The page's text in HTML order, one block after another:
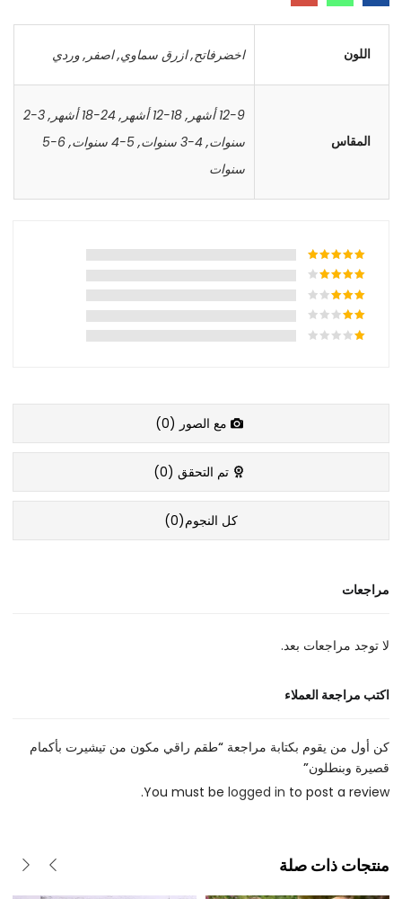
اللون اخضرفاتح,ازرق سماوي,اصفر ,وردي
المقاس
12-9 أشهر ,18-12 أشهر ,24-18 أشهر ,
3-2
سنوات,4-3 سنوات ,5-4 سنوات ,
6-5
سنوات
مع الصور (0
)
تم التحقق (0
)
كل النجوم(0
)
مراجعات
لا توجد مراجعات بعد.
اكتب مراجعة العملاء
كن أول من يقوم بكتابة مراجعة “طقم راقي مكون من تيشيرت بأكمام
قصيرة وبنطلون”
You must be logged in to post a review.
منتجات ذات صلة